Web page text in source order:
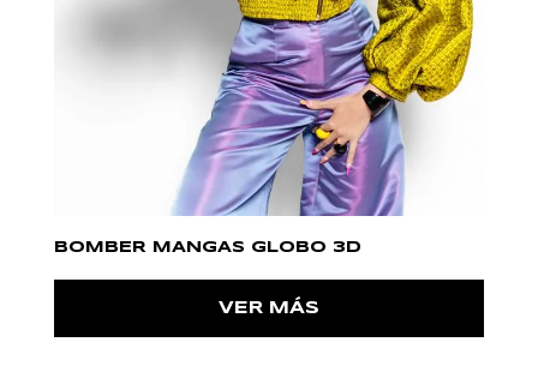
BOMBER MANGAS GLOBO 3D
VER MÁS